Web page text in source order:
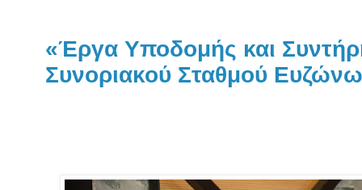
«Έργα Υποδομής και
Συνοριακού Σταθμού